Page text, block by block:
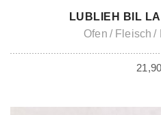
IN DEN
LUBLIEH BIL
Ofen
Fleisch
21,90